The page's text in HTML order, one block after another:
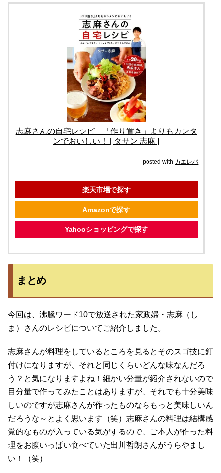
志麻さんの自宅レシピ 「作り置き」よりもカンタ
ンでおいしい！ [ タサン 志麻 ]
posted with カエレバ
楽天市場で探す
Amazonで探す
Yahooショッピングで探す
まとめ
今回は、沸騰ワード10で放送された家政婦・志麻（し
ま）さんのレシピについてご紹介しました。
志麻さんが料理をしているところを見るとそのスゴ技に釘
付けになりますが、それと同じくらいどんな味なんだろ
う？と気になりますよね！細かい分量が紹介されないので
目分量で作ってみたことはありますが、それでも十分美味
しいのですが志麻さんが作ったものならもっと美味しいん
だろうな～とよく思います（笑）志麻さんの料理は結構感
覚的なものが入っている気がするので、ご本人が作った料
理をお腹いっぱい食べていた出川哲朗さんがうらやまし
い！（笑）